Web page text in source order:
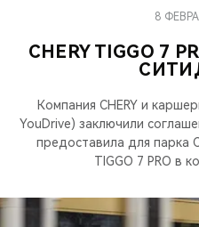
КРОССОВЕРЫ
КРЕДИТ И СТРАХОВАНИЕ
ЗАПЧАСТИ И АКСЕССУАРЫ
CHERY CONNECT
МИР
О БРЕНДЕ
CHERY В СОЦСЕТЯХ
ЛЮДИ CHERY
ОНЛАЙН
КРЕДИТ
О
МЫ В СОЦСЕТЯХ
CHERY TIGGO 7
8
Компания CHERY и
YouDrive) заключили
предоставила для парка
TIGGO 7 PRO в